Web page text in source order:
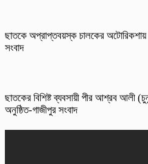
ছাতকে অপ্রাপ্তবয়স্ক চালকের
সংবাদ
ছাতকের বিশিষ্ট ব্যবসায়ী পীর আশ্রব আলী
অনুষ্ঠিত-গাজীপুর সংবাদ